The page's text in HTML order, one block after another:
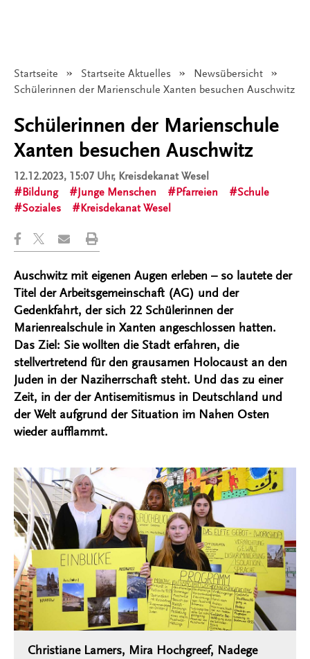
Startseite Startseite Aktuelles
Newsübersicht
Angezeigt:
Schülerinnen der Marienschule Xanten besuchen Auschwitz
Schülerinnen der Marienschule
Xanten besuchen Auschwitz
12.12.2023, 15:07 Uhr, Kreisdekanat Wesel
Bildung
Junge Menschen Pfarreien
Schule
Soziales
Kreisdekanat Wesel
Auschwitz mit eigenen Augen erleben – so lautete der
Titel der Arbeitsgemeinschaft (AG) und der
Gedenkfahrt, der sich 22 Schülerinnen der
Marienrealschule in Xanten angeschlossen hatten.
Das Ziel: Sie wollten die Stadt erfahren, die
stellvertretend für den grausamen Holocaust an den
Juden in der Naziherrschaft steht. Und das zu einer
Zeit, in der der Antisemitismus in Deutschland und
der Welt aufgrund der Situation im Nahen Osten
wieder aufflammt.
Christiane Lamers, Mira Hochgreef, Nadege